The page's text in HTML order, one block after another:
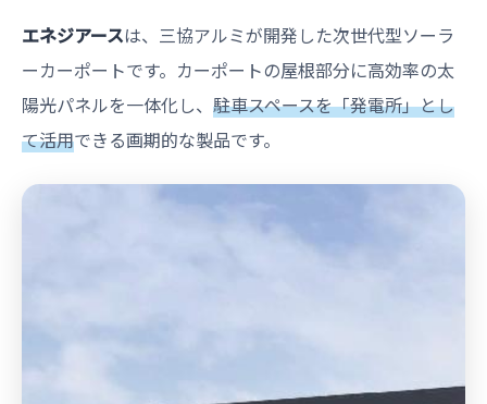
エネジアースは、三協アルミが開発した次世代型ソーラ
ーカーポートです。カーポートの屋根部分に高効率の太
陽光パネルを一体化し、 駐車スペースを「発電所」とし
て活用できる画期的な製品です。